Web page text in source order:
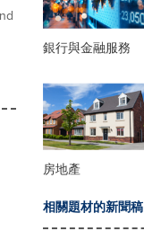
銀行與金融服務
房地產
相關題材的新聞稿